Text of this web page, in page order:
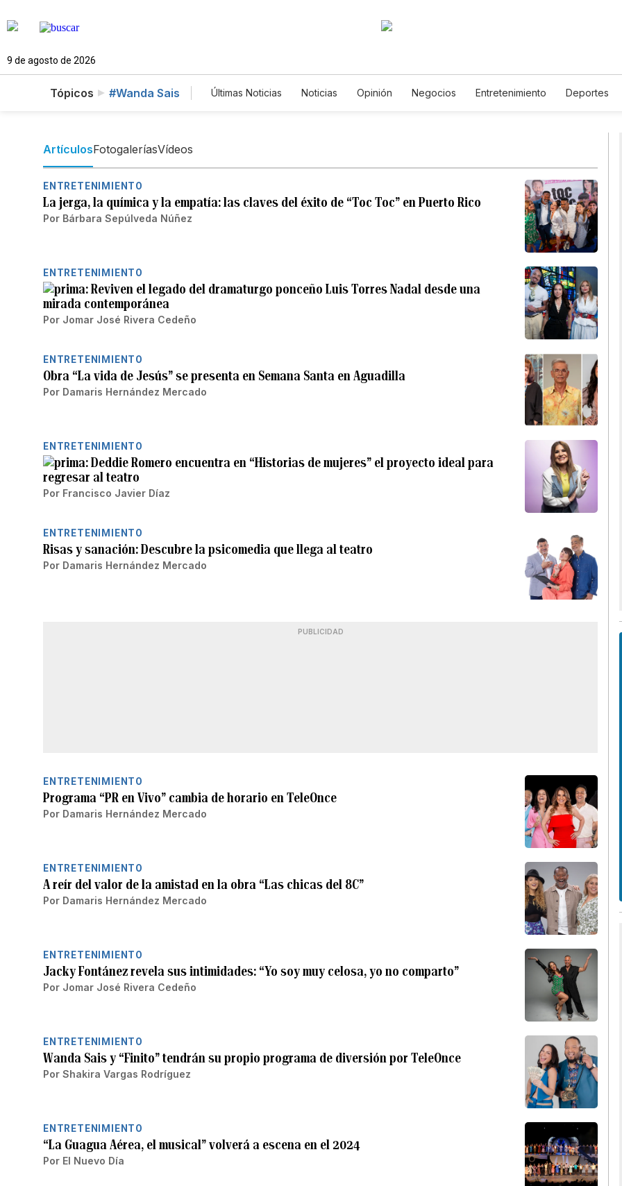
9 de agosto de 2026
Tópicos #Wanda Sais Últimas Noticias Noticias Opinión Negocios Entretenimiento Deportes
ArtículosFotogaleríasVídeos
ENTRETENIMIENTO
La jerga, la química y la empatía: las claves del éxito de “Toc Toc” en Puerto Rico
Por Bárbara Sepúlveda Núñez
ENTRETENIMIENTO
Reviven el legado del dramaturgo ponceño Luis Torres Nadal desde una
mirada contemporánea
Por Jomar José Rivera Cedeño
ENTRETENIMIENTO
Obra “La vida de Jesús” se presenta en Semana Santa en Aguadilla
Por Damaris Hernández Mercado
ENTRETENIMIENTO
Deddie Romero encuentra en “Historias de mujeres” el proyecto ideal para
regresar al teatro
Por Francisco Javier Díaz
ENTRETENIMIENTO
Risas y sanación: Descubre la psicomedia que llega al teatro
Por Damaris Hernández Mercado
PUBLICIDAD
ENTRETENIMIENTO
Programa “PR en Vivo” cambia de horario en TeleOnce
Por Damaris Hernández Mercado
ENTRETENIMIENTO
A reír del valor de la amistad en la obra “Las chicas del 8C”
Por Damaris Hernández Mercado
ENTRETENIMIENTO
Jacky Fontánez revela sus intimidades: “Yo soy muy celosa, yo no comparto”
Por Jomar José Rivera Cedeño
ENTRETENIMIENTO
Wanda Sais y “Finito” tendrán su propio programa de diversión por TeleOnce
Por Shakira Vargas Rodríguez
ENTRETENIMIENTO
“La Guagua Aérea, el musical” volverá a escena en el 2024
Por El Nuevo Día